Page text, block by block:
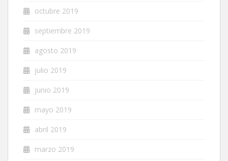
octubre 2019
septiembre 2019
agosto 2019
julio 2019
junio 2019
mayo 2019
abril 2019
marzo 2019